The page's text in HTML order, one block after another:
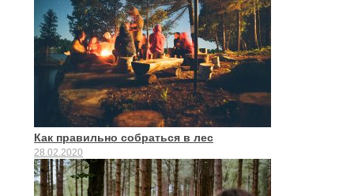
Как правильно собраться в лес
28.02.2020